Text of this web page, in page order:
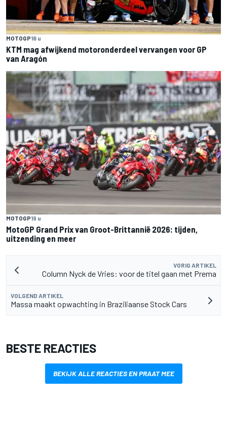
MOTOGP16 u
KTM mag afwijkend motoronderdeel vervangen voor GP
van Aragón
MOTOGP19 u
MotoGP Grand Prix van Groot-Brittannië 2026: tijden,
uitzending en meer
VORIG ARTIKEL
Column Nyck de Vries: voor de titel gaan met Prema
VOLGEND ARTIKEL
Massa maakt opwachting in Braziliaanse Stock Cars
BESTE REACTIES
BEKIJK ALLE REACTIES EN PRAAT MEE